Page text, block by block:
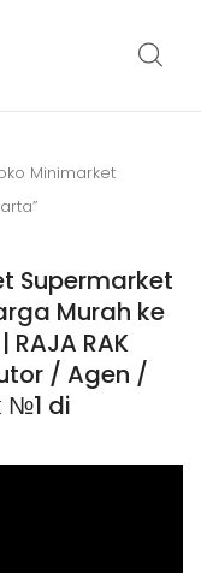
Minimarket
Supermarket
Murah ke
RAK
/ Agen /
№1 di